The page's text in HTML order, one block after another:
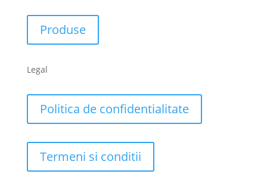
Produse
Legal
Politica de confidentialitate
Termeni si conditii